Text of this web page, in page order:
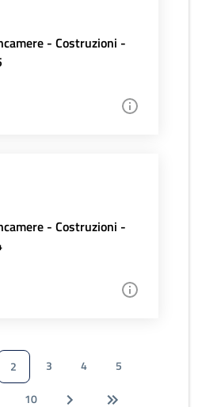
- Costruzioni -
- Costruzioni -
2 3 4
5
10